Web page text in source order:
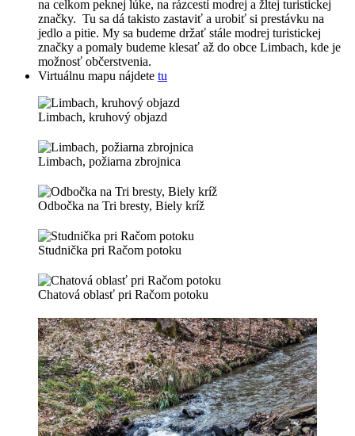
na celkom peknej lúke, na rázcestí modrej a žltej turistickej
značky. Tu sa dá takisto zastaviť a urobiť si prestávku na
jedlo a pitie. My sa budeme držať stále modrej turistickej
značky a pomaly budeme klesať až do obce Limbach, kde je
možnosť občerstvenia.
Virtuálnu mapu nájdete tu
Limbach, kruhový objazd
Limbach, požiarna zbrojnica
Odbočka na Tri bresty, Biely kríž
Studnička pri Račom potoku
Chatová oblasť pri Račom potoku